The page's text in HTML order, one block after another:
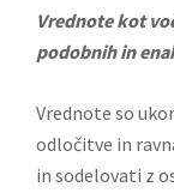
Vrednote kot
podobnih in
Vrednote so
odločitve in
in sodelovati z